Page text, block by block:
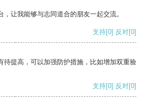
让我能够与志同道合的朋友一起交流。
支持[0] 反对[0]
待提高，可以加强防护措施，比如增加双重验
支持[0] 反对[0]